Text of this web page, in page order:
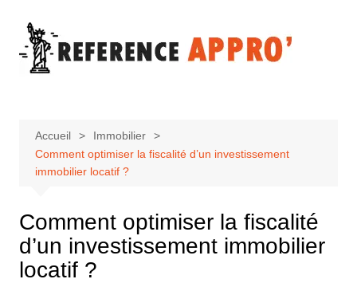
contenu
Accueil
Immobilier
Comment optimiser la fiscalité d’un investissement
immobilier locatif ?
Comment optimiser la fiscalité
d’un investissement immobilier
locatif ?